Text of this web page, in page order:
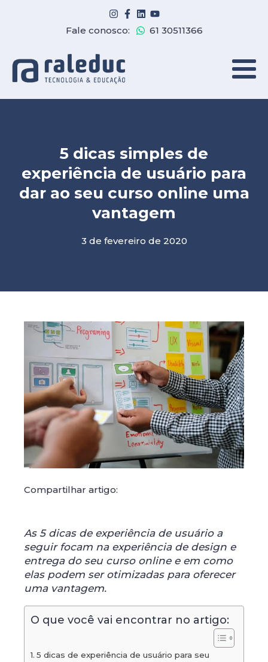
Fale conosco: 61 30511366
5 dicas simples de
experiência de usuário para
dar ao seu curso online uma
vantagem
3 de fevereiro de 2020
Compartilhar artigo:
As 5 dicas de experiência de usuário a
seguir focam na experiência de design e
entrega do seu curso online e em como
elas podem ser otimizadas para oferecer
uma vantagem.
O que você vai encontrar no artigo:
5 dicas de experiência de usuário para seu